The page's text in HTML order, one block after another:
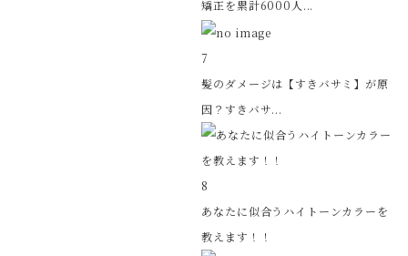
矯正を累計6000人...
7
髪のダメージは【すきバサミ】が原
因？すきバサ...
8
あなたに似合うハイトーンカラーを
教えます！！